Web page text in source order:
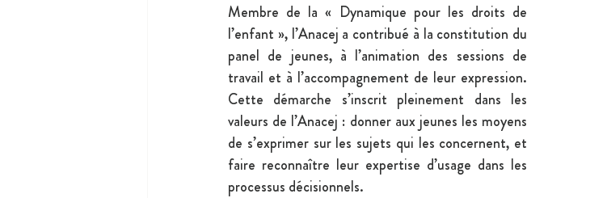
Membre de la « Dynamique pour les droits de
l’enfant », l’Anacej a contribué à la constitution du
panel de jeunes, à l’animation des sessions de
travail et à l’accompagnement de leur expression.
Cette démarche s’inscrit pleinement dans les
valeurs de l’Anacej : donner aux jeunes les moyens
de s’exprimer sur les sujets qui les concernent, et
faire reconnaître leur expertise d’usage dans les
processus décisionnels.